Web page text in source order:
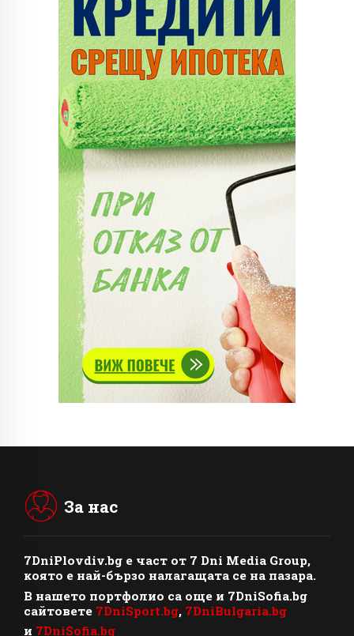
За нас
7DniPlovdiv.bg e част от 7 Dni Media Group,
която е най-бързо налагащата се на пазара.
В нашето портфолио са още и 7DniSofia.bg
сайтовете 7DniSport.bg, 7DniBulgaria.bg
и 7DniSofia.bg